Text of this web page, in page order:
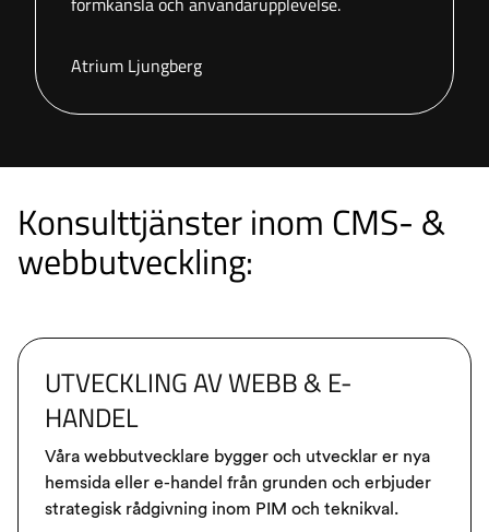
Atrium Ljungberg
Konsulttjänster inom CMS- &
webbutveckling:
UTVECKLING AV WEBB & E-
HANDEL
Våra webbutvecklare bygger och utvecklar er nya
hemsida eller e-handel från grunden och erbjuder
strategisk rådgivning inom PIM och teknikval.